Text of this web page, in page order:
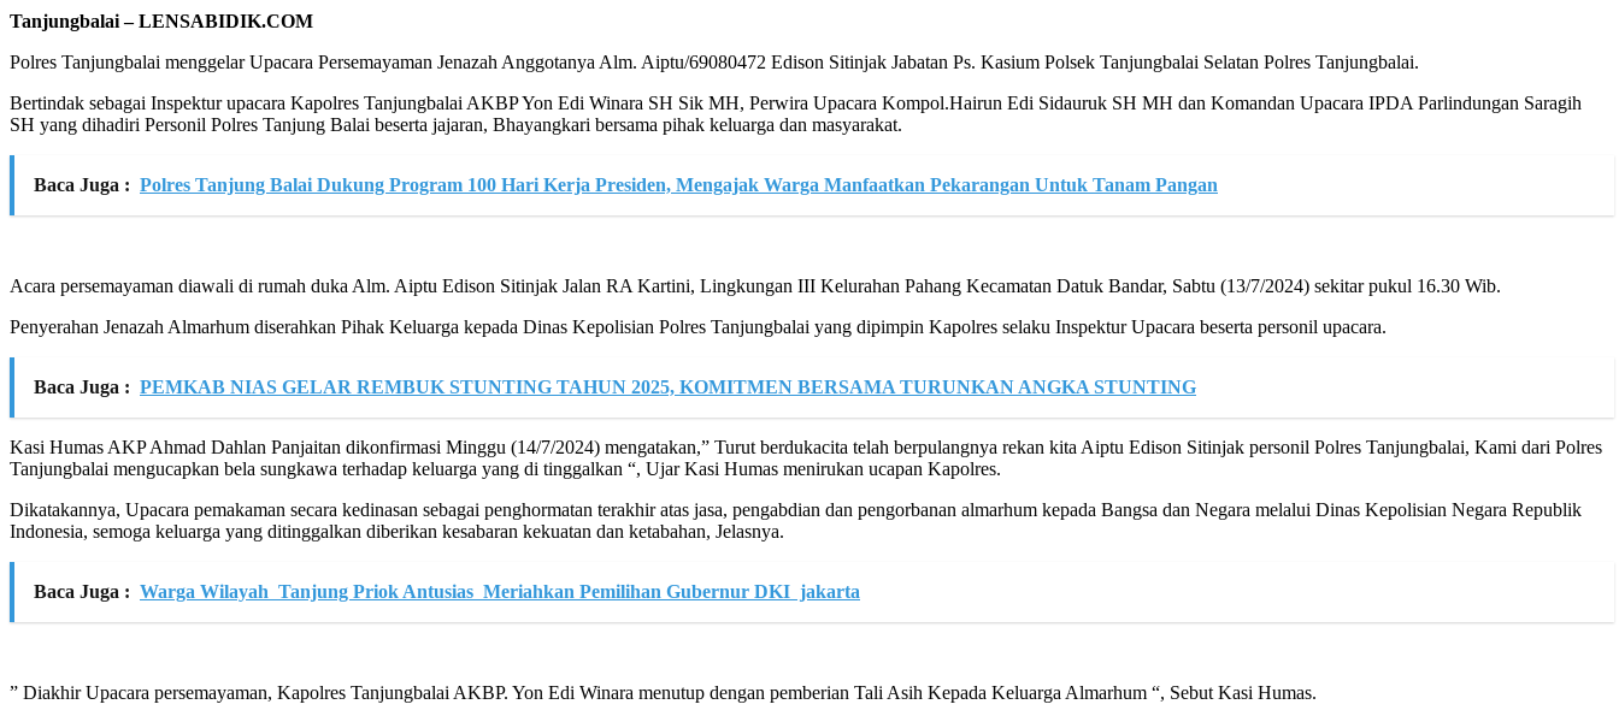
Tanjungbalai – LENSABIDIK.COM
Polres Tanjungbalai menggelar Upacara Persemayaman Jenazah Anggotanya Alm. Aiptu/69080472 Edison Sitinjak Jabatan Ps. Kasium Polsek Tanjungbalai Selatan Polres Tanjungbalai.
Bertindak sebagai Inspektur upacara Kapolres Tanjungbalai AKBP Yon Edi Winara SH Sik MH, Perwira Upacara Kompol.Hairun Edi Sidauruk SH MH dan Komandan Upacara IPDA Parlindungan Saragih
SH yang dihadiri Personil Polres Tanjung Balai beserta jajaran, Bhayangkari bersama pihak keluarga dan masyarakat.
Baca Juga : Polres Tanjung Balai Dukung Program 100 Hari Kerja Presiden, Mengajak Warga Manfaatkan Pekarangan Untuk Tanam Pangan
Acara persemayaman diawali di rumah duka Alm. Aiptu Edison Sitinjak Jalan RA Kartini, Lingkungan III Kelurahan Pahang Kecamatan Datuk Bandar, Sabtu (13/7/2024) sekitar pukul 16.30 Wib.
Penyerahan Jenazah Almarhum diserahkan Pihak Keluarga kepada Dinas Kepolisian Polres Tanjungbalai yang dipimpin Kapolres selaku Inspektur Upacara beserta personil upacara.
Baca Juga : PEMKAB NIAS GELAR REMBUK STUNTING TAHUN 2025, KOMITMEN BERSAMA TURUNKAN ANGKA STUNTING
Kasi Humas AKP Ahmad Dahlan Panjaitan dikonfirmasi Minggu (14/7/2024) mengatakan,” Turut berdukacita telah berpulangnya rekan kita Aiptu Edison Sitinjak personil Polres Tanjungbalai, Kami dari Polres
Tanjungbalai mengucapkan bela sungkawa terhadap keluarga yang di tinggalkan “, Ujar Kasi Humas menirukan ucapan Kapolres.
Dikatakannya, Upacara pemakaman secara kedinasan sebagai penghormatan terakhir atas jasa, pengabdian dan pengorbanan almarhum kepada Bangsa dan Negara melalui Dinas Kepolisian Negara Republik
Indonesia, semoga keluarga yang ditinggalkan diberikan kesabaran kekuatan dan ketabahan, Jelasnya.
Baca Juga : Warga Wilayah Tanjung Priok Antusias Meriahkan Pemilihan Gubernur DKI jakarta
” Diakhir Upacara persemayaman, Kapolres Tanjungbalai AKBP. Yon Edi Winara menutup dengan pemberian Tali Asih Kepada Keluarga Almarhum “, Sebut Kasi Humas.